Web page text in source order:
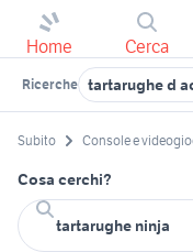
Home Cerca
Ricerche tartarughe d
Subito Console e
Cosa cerchi?